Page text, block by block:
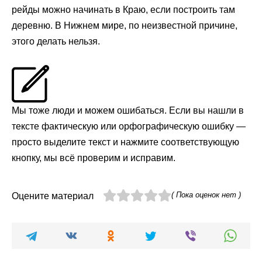
рейды можно начинать в Краю, если построить там
деревню. В Нижнем мире, по неизвестной причине,
этого делать нельзя.
Мы тоже люди и можем ошибаться. Если вы нашли в
тексте фактическую или орфографическую ошибку —
просто выделите текст и нажмите соответствующую
кнопку, мы всё проверим и исправим.
Оцените материал ( Пока оценок нет )